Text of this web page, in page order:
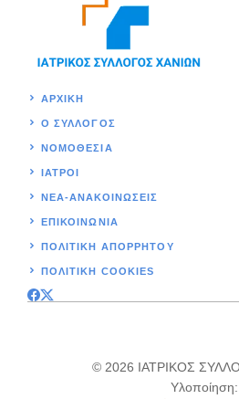
ΑΡΧΙΚΉ
Ο ΣΥΛΛΟΓΟΣ
ΝΟΜΟΘΕΣΊΑ
ΙΑΤΡΟΙ
ΝΕΑ-ΑΝΑΚΟΙΝΩΣΕΙΣ
ΕΠΙΚΟΙΝΩΝΊΑ
ΠΟΛΙΤΙΚΉ ΑΠΟΡΡΗΤΟΥ
ΠΟΛΙΤΙΚΗ COOKIES
© 2026 ΙΑΤΡΙΚΟΣ
Υλοποίηση: